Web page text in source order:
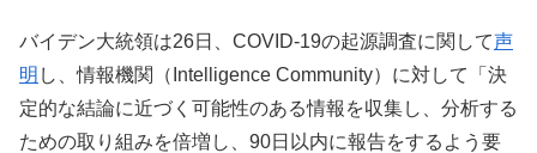
バイデン大統領は26日、COVID-19の起源調査に関して声
明 し、情報機関（Intelligence Community）に対して「決
定的な結論に近づく可能性のある情報を収集し、分析する
ための取り組みを倍増し、90日以内に報告をするよう要